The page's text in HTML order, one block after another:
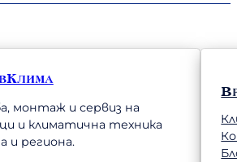
монтаж и сервиз на
и климатична техника
и региона.